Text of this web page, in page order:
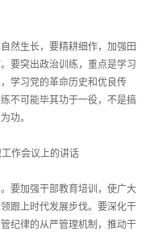
然生长，要精耕细作，加强田
要突出政治训练，重点是学习
学习党的革命历史和优良传
不可能毕其功于一役，不是搞
功。
作会议上的讲话
要加强干部教育培训，使广大
跟上时代发展步伐。要深化干
纪律的从严管理机制，推动干